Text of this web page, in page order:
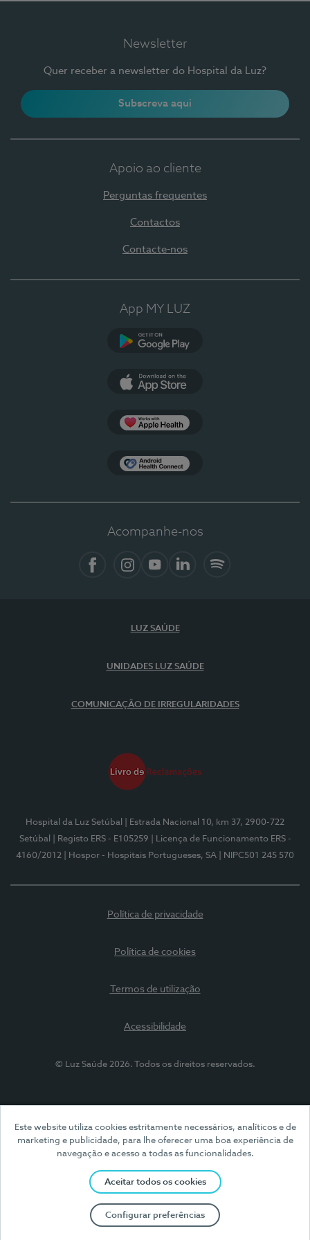
Este website utiliza cookies estritamente necessários, analíticos e de
marketing e publicidade, para lhe oferecer uma boa experiência de
navegação e acesso a todas as funcionalidades.
Aceitar todos os cookies
Configurar preferências
Newsletter
Quer receber a newsletter do Hospital da Luz?
Subscreva aqui
Apoio ao cliente
Perguntas frequentes
Contactos
Contacte-nos
App MY LUZ
Acompanhe-nos
LUZ SAÚDE
UNIDADES LUZ SAÚDE
COMUNICAÇÃO DE IRREGULARIDADES
Hospital da Luz Setúbal
| Estrada Nacional 10, km 37, 2900-722
Setúbal
| Registo ERS - E105259
| Licença de Funcionamento ERS -
4160/2012
| Hospor - Hospitais Portugueses, SA | NIPC501 245 570
Política de privacidade
Política de cookies
Termos de utilização
Acessibilidade
© Luz Saúde 2026. Todos os direitos reservados.